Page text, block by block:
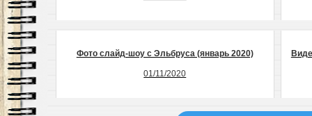
Фото слайд-шоу с Эльбруса (январь 2020)
01/11/2020